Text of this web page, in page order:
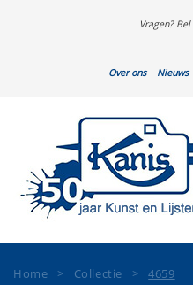
Vragen? Bel
Over ons Nieuws
Home > Collectie >4659